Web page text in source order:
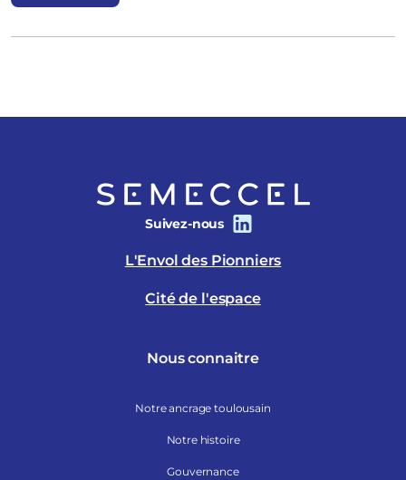
Suivez-nous
L'Envol des Pionniers
Cité de l'espace
Nous connaitre
Notre ancrage toulousain
Notre histoire
Gouvernance